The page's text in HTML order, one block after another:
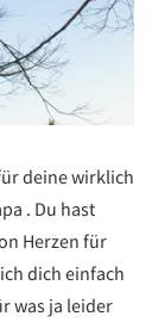
deine wirklich
. Du hast
Herzen für
dich einfach
was ja leider